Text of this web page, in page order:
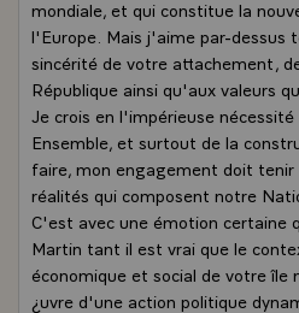
mondiale, et qui constitue la
l'Europe. Mais j'aime par-
sincérité de votre attachement,
République ainsi qu'aux valeurs
Je crois en l'impérieuse
Ensemble, et surtout de la
faire, mon engagement doit
réalités qui composent notre
C'est avec une émotion certaine
Martin tant il est vrai que le
économique et social de votre île
¿uvre d'une action politique